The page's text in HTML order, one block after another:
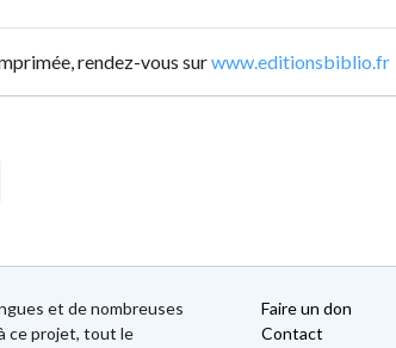
rendez-vous surwww.editionsbiblio.fr
et de nombreuses
ce projet, tout le
Faire un don
Contact